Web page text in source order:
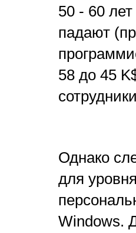
50 - 60
падают
58 до 45
Однако
для
Windows.